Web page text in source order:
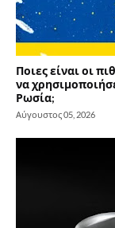
Ποιες είναι οι
να
Ρωσία;
Αύγουστος 05, 2026